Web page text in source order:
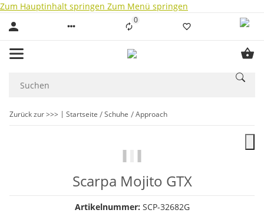
Zum Hauptinhalt springen Zum Menü springen
0Liste ist leer
Zurück zur >>> Startseite Schuhe Approach
Scarpa Mojito GTX
Artikelnummer: SCP-32682G